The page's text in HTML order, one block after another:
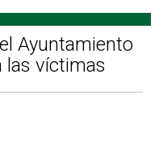
Ayuntamiento
las víctimas